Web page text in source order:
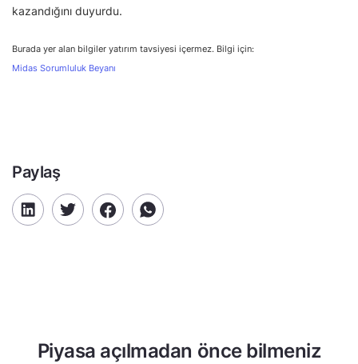
kazandığını duyurdu.
Burada yer alan bilgiler yatırım tavsiyesi içermez. Bilgi için:
Midas Sorumluluk Beyanı
Paylaş
Piyasa açılmadan önce bilmeniz